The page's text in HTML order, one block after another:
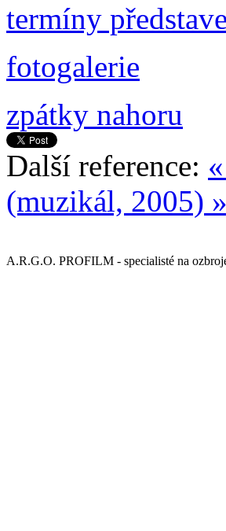
termíny
fotogalerie
zpátky nahoru
Další reference:
(muzikál, 2005) »
A.R.G.O. PROFILM - specialisté na